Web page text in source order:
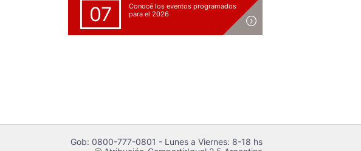
07
Conocé los eventos programados
para el 2026
Gob: 0800-777-0801 - Lunes a Viernes: 8-18 hs